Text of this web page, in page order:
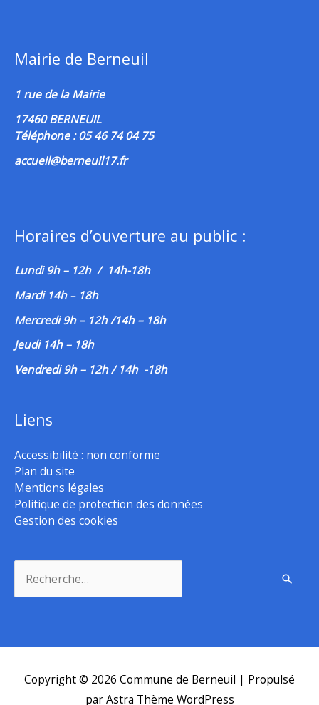
Mairie de Berneuil
1 rue de la Mairie
17460 BERNEUIL
Téléphone : 05 46 74 04 75
accueil@berneuil17.fr
Horaires d’ouverture au public :
Lundi 9h – 12h / 14h-18h
Mardi 14h– 18h
Mercredi 9h – 12h /14h – 18h
Jeudi 14h – 18h
Vendredi 9h – 12h / 14h -18h
Liens
Accessibilité : non conforme
Plan du site
Mentions légales
Politique de protection des données
Gestion des cookies
Copyright © 2026 Commune de Berneuil | Propulsé
parAstra Thème WordPress